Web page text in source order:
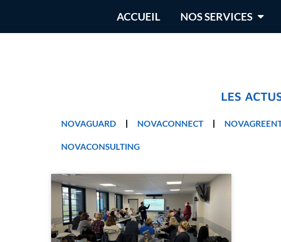
ACCUEIL NOS SERVICES
LES
NOVAGUARD NOVACONNECT
NOVACONSULTING